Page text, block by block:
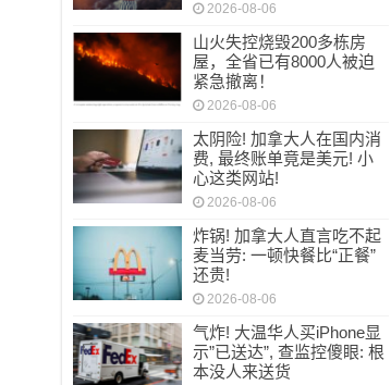
2026-08-06
山火失控烧毁200多栋房
屋，全省已有8000人被迫
紧急撤离！
2026-08-06
太阴险! 加拿大人在国内消
费, 最终账单竟是美元! 小
心这类网站!
2026-08-06
炸锅! 加拿大人直言吃不起
麦当劳: 一顿快餐比“正餐”
还贵!
2026-08-06
气炸! 大温华人买iPhone显
示”已送达”, 查监控傻眼: 根
本没人来送货